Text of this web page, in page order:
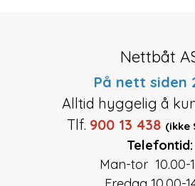
Nettbåt
På nett siden
Alltid hyggelig å
Tlf. 900 13 438 (ikke
Telefontid:
Man-tor 10.00-